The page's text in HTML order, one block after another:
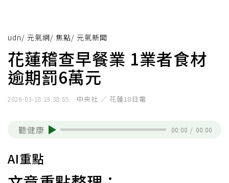
udn/ 元氣網/ 焦點/ 元氣新聞
花蓮稽查早餐業 1業者食材
逾期罰6萬元
2026-03-18 19:38:55 中央社 ／ 花蓮18日電
聽健康 00:00 / 00:00
AI重點